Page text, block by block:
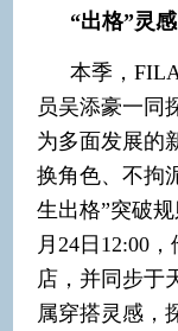
“出格”灵
本季，
员吴添豪一同
为多面发展的
换角色、不拘
生出格”突破
月24日12:00
店，并同步于
属穿搭灵感，